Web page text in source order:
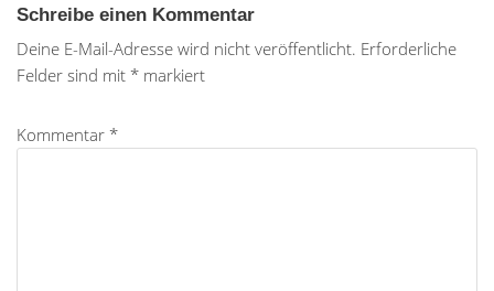
Schreibe einen Kommentar
Deine E-Mail-Adresse wird nicht veröffentlicht. Erforderliche
Felder sind mit * markiert
Kommentar *